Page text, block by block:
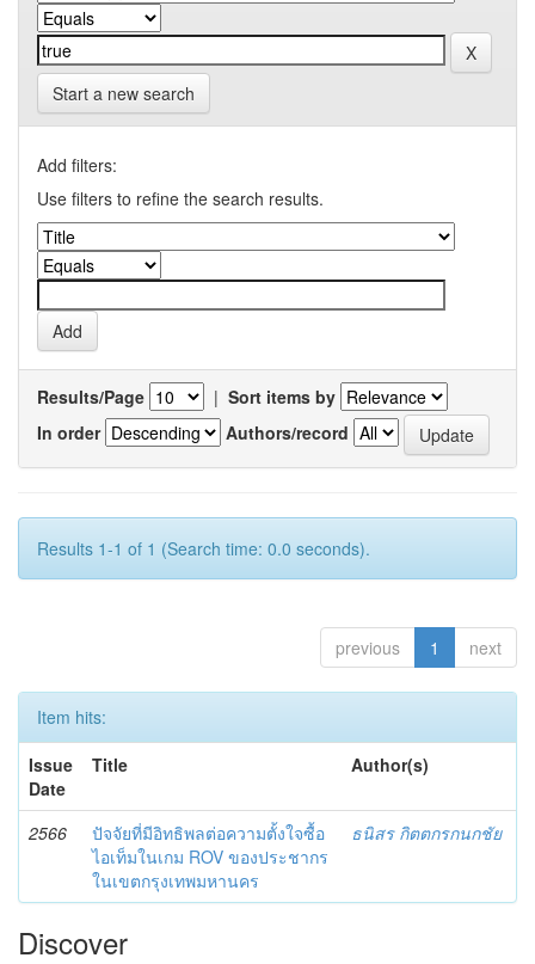
Start a new search
Add filters:
Use filters to refine the search results.
Results/Page | Sort items by
In order
Authors/record
Results 1-1 of 1 (Search time: 0.0 seconds).
previous 1 next
Item hits:
Issue
Date
Title Author(s)
2566
ปัจจัยที่มีอิทธิพลต่อความตั้งใจซื้อ
ไอเท็มในเกม ROV ของประชากร
ในเขตกรุงเทพมหานคร
ธนิสร กิตตกรกนกชัย
Discover